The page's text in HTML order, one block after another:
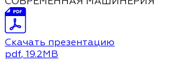
Скачать презентацию
pdf, 19.2MB